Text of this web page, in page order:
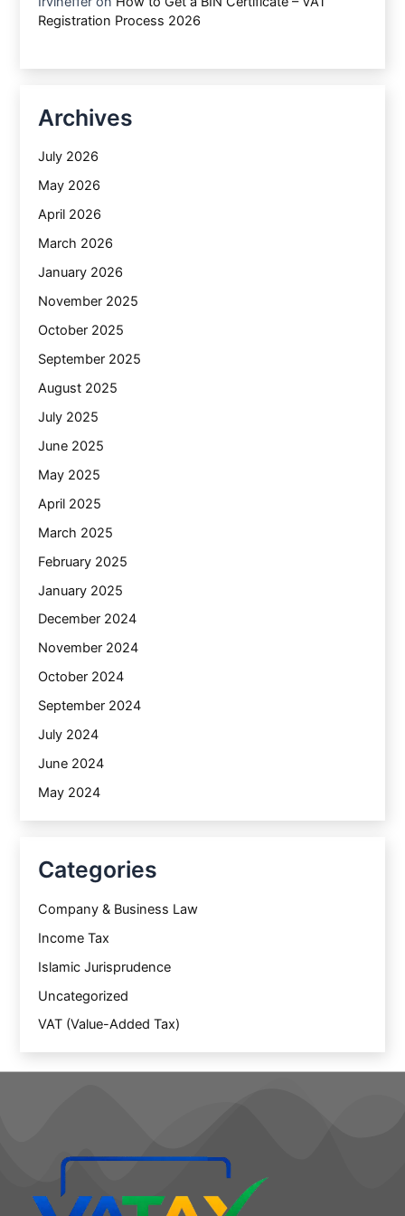
Registration Process 2026
Archives
July 2026
May 2026
April 2026
March 2026
January 2026
November 2025
October 2025
September 2025
August 2025
July 2025
June 2025
May 2025
April 2025
March 2025
February 2025
January 2025
December 2024
November 2024
October 2024
September 2024
July 2024
June 2024
May 2024
Categories
Company & Business Law
Income Tax
Islamic Jurisprudence
Uncategorized
VAT (Value-Added Tax)